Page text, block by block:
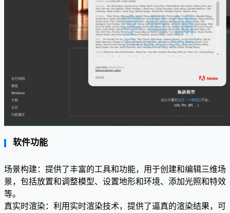
软件功能
场景构建：提供了丰富的工具和功能，用于创建和编辑三维场
景，包括放置和调整模型、设置地形和环境、添加光照和特效
等。
真实时渲染：利用实时渲染技术，提供了逼真的渲染结果，可